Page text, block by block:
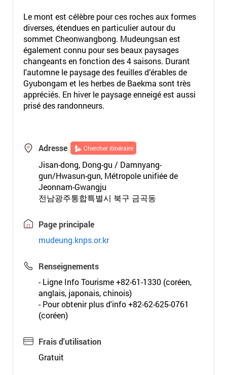
Le mont est célèbre pour ces roches aux formes
diverses, étendues en particulier autour du
sommet Cheonwangbong. Mudeungsan est
également connu pour ses beaux paysages
changeants en fonction des 4 saisons. Durant
l'automne le paysage des feuilles d’érables de
Gyubongam et les herbes de Baekma sont très
appréciés. En hiver le paysage enneigé est aussi
prisé des randonneurs.
Adresse Chercher itinéraire
Jisan-dong, Dong-gu / Damnyang-
gun/Hwasun-gun, Métropole unifiée de
Jeonnam-Gwangju
전남광주통합특별시 북구 금곡동
Page principale
mudeung.knps.or.kr
Renseignements
- Ligne Info Tourisme +82-61-1330 (coréen,
anglais, japonais, chinois)
- Pour obtenir plus d'info +82-62-625-0761
(coréen)
Frais d'utilisation
Gratuit